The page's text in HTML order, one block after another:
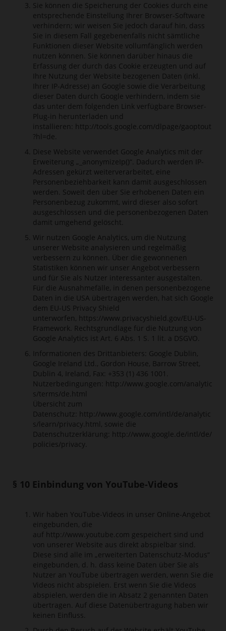
Sie können die Speicherung der Cookies durch eine
entsprechende Einstellung Ihrer Browser-Software
verhindern; wir weisen Sie jedoch darauf hin, dass
Sie in diesem Fall gegebenenfalls nicht sämtliche
Funktionen dieser Website vollumfänglich werden
nutzen können. Sie können darüber hinaus die
Erfassung der durch das Cookie erzeugten und auf
Ihre Nutzung der Website bezogenen Daten (inkl.
Ihrer IP-Adresse) an Google sowie die Verarbeitung
dieser Daten durch Google verhindern, indem sie
das unter dem folgenden Link verfügbare Browser-
Plug-in herunterladen und
installieren:
http://tools.google.com/dlpage/gaoptout
?hl=de
Diese Website verwendet Google Analytics mit der
Erweiterung „_anonymizeIp()“. Dadurch werden IP-
Adressen gekürzt weiterverarbeitet, eine
Personenbeziehbarkeit kann damit ausgeschlossen
werden. Soweit den über Sie erhobenen Daten ein
Personenbezug zukommt, wird dieser also sofort
ausgeschlossen und die personenbezogenen Daten
damit umgehend gelöscht.
Wir nutzen Google Analytics, um die Nutzung
unserer Website analysieren und regelmäßig
verbessern zu können. Über die gewonnenen
Statistiken können wir unser Angebot verbessern
und für Sie als Nutzer interessanter ausgestalten.
Für die Ausnahmefälle, in denen personenbezogene
Daten in die USA übertragen werden, hat sich Google
dem EU-US Privacy Shield
unterworfen, https://www.privacyshield.gov/EU-US-
Framework . Rechtsgrundlage für die Nutzung von
Google Analytics ist Art. 6 Abs. 1 S. 1 lit. a DSGVO.
Informationen des Drittanbieters: Google Dublin,
Google Ireland Ltd., Gordon House, Barrow Street,
Dublin 4, Ireland, Fax: +353 (1) 436 1001.
Nutzerbedingungen:
http://www.google.com/analytic
s/terms/de.html
Übersicht zum
Datenschutz: http://www.google.com/intl/de/analytic
s/learn/privacy.html , sowie die
Datenschutzerklärung: http://www.google.de/intl/de/
policies/privacy
§ 10 Einbindung von YouTube-Videos
Wir haben YouTube-Videos in unser Online-Angebot
eingebunden, die
auf http://www.youtube.com gespeichert sind und
von unserer Website aus direkt abspielbar sind.
Diese sind alle im „erweiterten Datenschutz-Modus“
eingebunden, d. h. dass keine Daten über Sie als
Nutzer an YouTube übertragen werden, wenn Sie die
Videos nicht abspielen. Erst wenn Sie die Videos
abspielen, werden die in Absatz 2 genannten Daten
übertragen. Auf diese Datenübertragung haben wir
keinen Einfluss.